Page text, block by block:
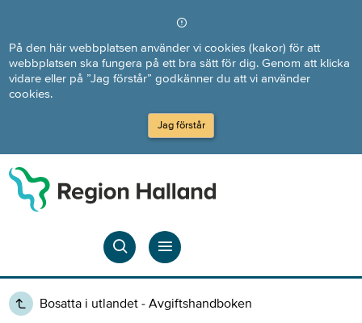
På den här webbplatsen använder vi cookies (kakor) för att
webbplatsen ska fungera på ett bra sätt för dig. Genom att klicka
vidare eller på ”Jag förstår” godkänner du att vi använder
cookies.
Jag förstår
Bosatta i utlandet - Avgiftshandboken